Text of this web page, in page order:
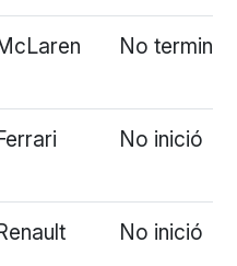
No terminó
No inició
No inició